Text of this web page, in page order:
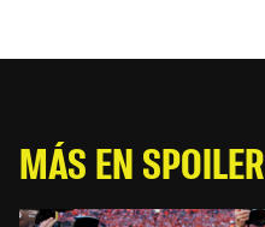
MÁS EN SPOILER